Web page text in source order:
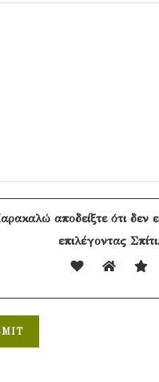
αποδείξτε ότι δεν
επιλέγονταςΣπίτι.